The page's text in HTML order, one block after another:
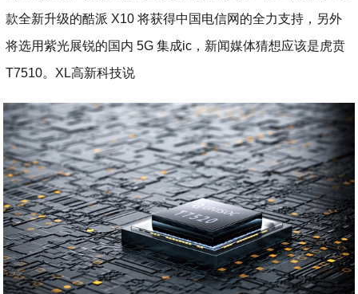
款全新升级的酷派 X10 将获得中国电信网的全力支持，另外
将选用紫光展锐的国内 5G 集成ic，新闻媒体猜想应该是虎贲
T7510。XL高新科技说